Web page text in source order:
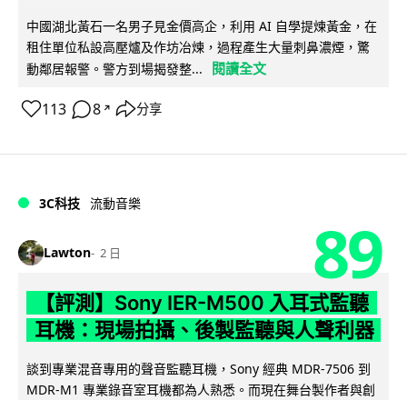
中國湖北黃石一名男子見金價高企，利用 AI 自學提煉黃金，在
租住單位私設高壓爐及作坊冶煉，過程產生大量刺鼻濃煙，驚
動鄰居報警。警方到場揭發整...
閱讀全文
113 8 ↗ 分享
3C科技 流動音樂
Lawton 2 日 89
【評測】Sony IER-M500 入耳式監聽
耳機：現場拍攝、後製監聽與人聲利器
談到專業混音專用的聲音監聽耳機，Sony 經典 MDR-7506 到
MDR-M1 專業錄音室耳機都為人熟悉。而現在舞台製作者與創